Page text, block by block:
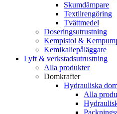
Skumdämpare
Textilrengöring
Tvättmedel
Doseringsutrustning
Kempistol &
Kemikaliepåläggare
Lyft & verkstadsutrustning
Alla produkter
Domkrafter
Hydrauliska
Alla